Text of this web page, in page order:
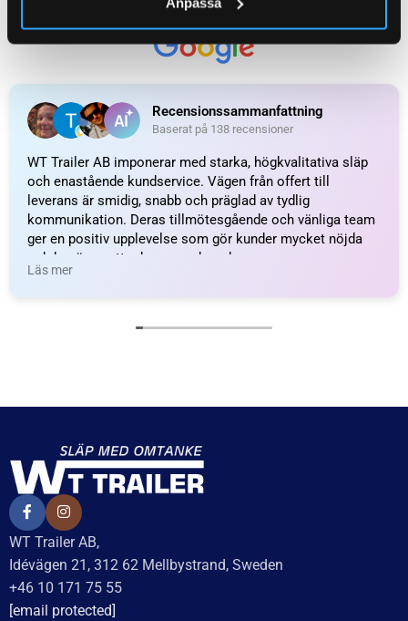
Baserat på138 recensioner
Recensionssammanfattning
Baserat på 138 recensioner
WT Trailer AB imponerar med starka, högkvalitativa släp
och enastående kundservice. Vägen från offert till
leverans är smidig, snabb och präglad av tydlig
kommunikation. Deras tillmötesgående och vänliga team
ger en positiv upplevelse som gör kunder mycket nöjda
och benägna att rekommendera dem.
Läs mer
WT Trailer AB,
Idévägen 21, 312 62 Mellbystrand, Sweden
+46 10 171 75 55
[email protected]